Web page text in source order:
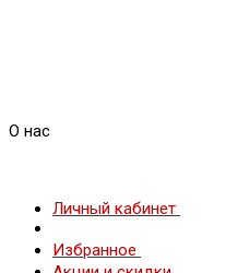
О нас
Личный кабинет
Избранное